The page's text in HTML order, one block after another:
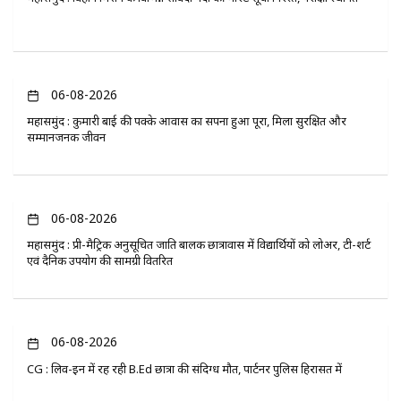
06-08-2026
महासमुंद : कुमारी बाई की पक्के आवास का सपना हुआ पूरा, मिला सुरक्षित और
सम्मानजनक जीवन
06-08-2026
महासमुंद : प्री-मैट्रिक अनुसूचित जाति बालक छात्रावास में विद्यार्थियों को लोअर, टी-शर्ट
एवं दैनिक उपयोग की सामग्री वितरित
06-08-2026
CG : लिव-इन में रह रही B.Ed छात्रा की संदिग्ध मौत, पार्टनर पुलिस हिरासत में